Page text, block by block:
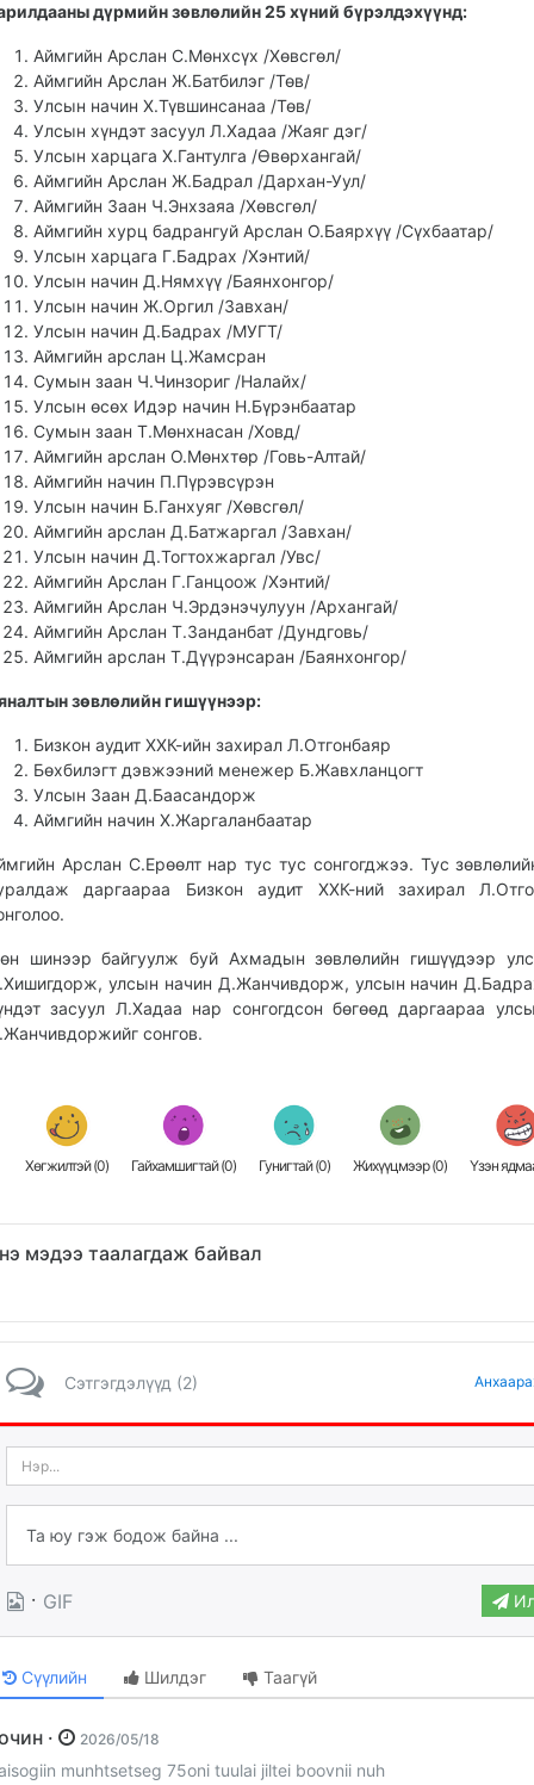
дүрмийн зөвлөлийн 25 хүний бүрэлдэхүүнд:
Аймгийн Арслан С.Мөнхсүх /Хөвсгөл/
Аймгийн Арслан Ж.Батбилэг /Төв/
Улсын начин Х.Түвшинсанаа /Төв/
Улсын хүндэт засуул Л.Хадаа /Жаяг дэг/
Улсын харцага Х.Гантулга /Өвөрхангай/
Аймгийн Арслан Ж.Бадрал /Дархан-Уул/
Аймгийн Заан Ч.Энхзаяа /Хөвсгөл/
Аймгийн хурц бадрангуй Арслан О.Баярхүү /Сүхбаатар/
Улсын харцага Г.Бадрах /Хэнтий/
Улсын начин Д.Нямхүү /Баянхонгор/
Улсын начин Ж.Оргил /Завхан/
Улсын начин Д.Бадрах /МУГТ/
Аймгийн арслан Ц.Жамсран
Сумын заан Ч.Чинзориг /Налайх/
Улсын өсөх Идэр начин Н.Бүрэнбаатар
Сумын заан Т.Мөнхнасан /Ховд/
Аймгийн арслан О.Мөнхтөр /Говь-Алтай/
Аймгийн начин П.Пүрэвсүрэн
Улсын начин Б.Ганхуяг /Хөвсгөл/
Аймгийн арслан Д.Батжаргал /Завхан/
Улсын начин Д.Тогтохжаргал /Увс/
Аймгийн Арслан Г.Ганцоож /Хэнтий/
Аймгийн Арслан Ч.Эрдэнэчулуун /Архангай/
Аймгийн Арслан Т.Занданбат /Дундговь/
Аймгийн арслан Т.Дүүрэнсаран /Баянхонгор/
зөвлөлийн гишүүнээр:
Бизкон аудит ХХК-ийн захирал Л.Отгонбаяр
Бөхбилэгт дэвжээний менежер Б.Жавхланцогт
Улсын Заан Д.Баасандорж
Аймгийн начин Х.Жаргаланбаатар
Арслан С.Ерөөлт нар тус тус сонгогджээ. Тус
даргаараа Бизкон аудит ХХК-ний захирал
шинээр байгуулж буй Ахмадын зөвлөлийн гишүүдээр
улсын начин Д.Жанчивдорж, улсын начин
засуул Л.Хадаа нар сонгогдсон бөгөөд даргаараа
сонгов.
Хөгжилтэй (0) Гайхамшигтай (0) Гунигтай (0) Жихүүцмээр (0) Үзэн
мэдээ таалагдаж байвал
Сэтгэгдэлүүд (2)
· GIF
Сүүлийн Шилдэг Таагүй
Зочин · 2026/05/18
munhtsetseg 75oni tuulai jiltei boovnii nuh